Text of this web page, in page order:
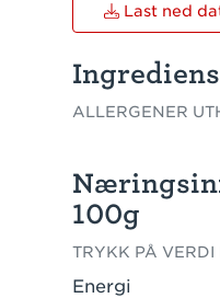
Last ned
ALLERGENER
100g
TRYKK PÅ VERDI
Energi